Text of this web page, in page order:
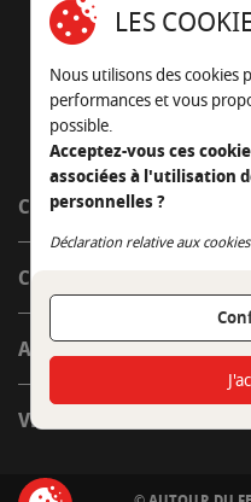
05
Nous
CÔTÉ OUTDOOR
CÔTÉ INDOOR
AUTOUR DE LA TABLE
VENIR EN BOUTIQUE
LES
Nous utilisons des cookies
performances et vous
possible.
Acceptez-vous ces
associées à l'utilisation
personnelles ?
Déclaration relative auxContinuer